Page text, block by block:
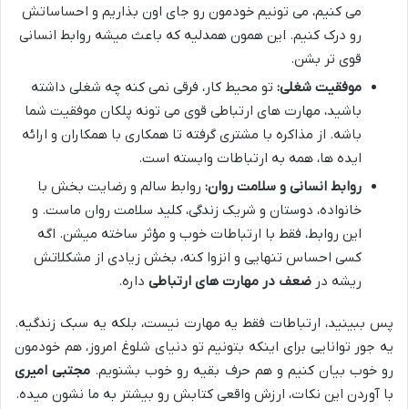
می کنیم، می تونیم خودمون رو جای اون بذاریم و احساساتش
رو درک کنیم. این همون همدلیه که باعث میشه روابط انسانی
قوی تر بشن.
موفقیت شغلی: تو محیط کار، فرقی نمی کنه چه شغلی داشته
باشید، مهارت های ارتباطی قوی می تونه پلکان موفقیت شما
باشه. از مذاکره با مشتری گرفته تا همکاری با همکاران و ارائه
ایده ها، همه به ارتباطات وابسته است.
روابط انسانی و سلامت روان: روابط سالم و رضایت بخش با
خانواده، دوستان و شریک زندگی، کلید سلامت روان ماست. و
این روابط، فقط با ارتباطات خوب و مؤثر ساخته میشن. اگه
کسی احساس تنهایی و انزوا کنه، بخش زیادی از مشکلاتش
ریشه در ضعف در مهارت های ارتباطی داره.
پس ببینید، ارتباطات فقط یه مهارت نیست، بلکه یه سبک زندگیه.
یه جور توانایی برای اینکه بتونیم تو دنیای شلوغ امروز، هم خودمون
رو خوب بیان کنیم و هم حرف بقیه رو خوب بشنویم. مجتبی امیری
با آوردن این نکات، ارزش واقعی کتابش رو بیشتر به ما نشون میده.